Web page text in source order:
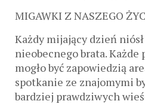
MIGAWKI Z NASZEGO
Każdy mijający dzień
nieobecnego brata. Każde
mogło być zapowiedzią
spotkanie ze znajomymi
bardziej prawdziwych